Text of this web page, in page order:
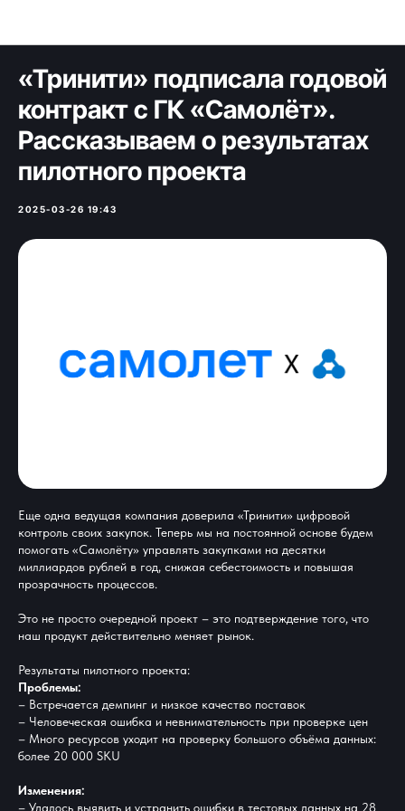
«Тринити» подписала годовой
контракт с ГК «Самолёт».
Рассказываем о результатах
пилотного проекта
2025-03-26 19:43
Еще одна ведущая компания доверила «Тринити» цифровой
контроль своих закупок. Теперь мы на постоянной основе будем
помогать «Самолёту» управлять закупками на десятки
миллиардов рублей в год, снижая себестоимость и повышая
прозрачность процессов.
Это не просто очередной проект – это подтверждение того, что
наш продукт действительно меняет рынок.
Результаты пилотного проекта:
Проблемы:
– Встречается демпинг и низкое качество поставок
– Человеческая ошибка и невнимательность при проверке цен
– Много ресурсов уходит на проверку большого объёма данных:
более 20 000 SKU
Изменения:
– Удалось выявить и устранить ошибки в тестовых данных на 28